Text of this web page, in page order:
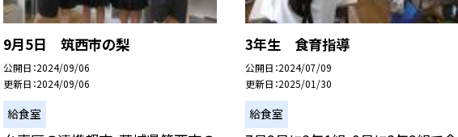
9月5日 筑西市の梨
公開日 2024/09/06
更新日 2024/09/06
給食室
3年生 食育指導
公開日 2024/07/09
更新日 2025/01/30
給食室